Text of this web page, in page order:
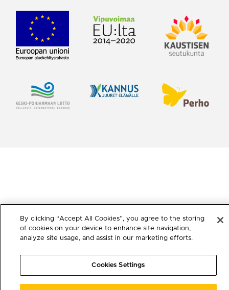
By clicking “Accept All Cookies”, you agree to the storing
of cookies on your device to enhance site navigation,
analyze site usage, and assist in our marketing efforts.
Cookies Settings